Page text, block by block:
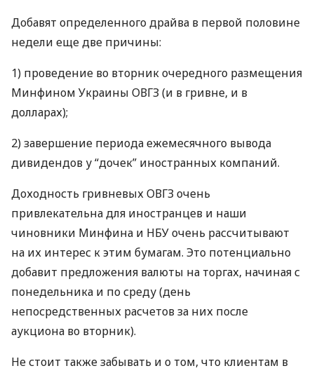
Добавят определенного драйва в первой половине
недели еще две причины:
1) проведение во вторник очередного размещения
Минфином Украины ОВГЗ(и в гривне, и в
долларах);
2) завершение периода ежемесячного вывода
дивидендов у “дочек” иностранных компаний.
Доходность гривневыхОВГЗочень
привлекательна для иностранцев и наши
чиновники Минфина и НБУочень рассчитывают
на их интерес к этим бумагам. Это потенциально
добавит предложения валюты на торгах, начиная с
понедельника и по среду (день
непосредственных расчетов за них после
аукциона во вторник).
Не стоит также забывать и о том, что клиентам в